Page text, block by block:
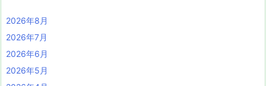
2026年8月
2026年7月
2026年6月
2026年5月